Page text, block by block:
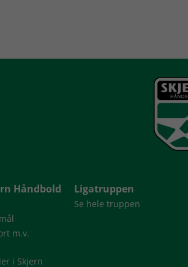
Håndbold
m.v.
i Skjern
Ligatruppen
Se hele truppen